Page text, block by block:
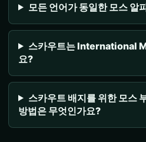
모든 언어가 동일한 모스 알
스카우트는 International
요?
스카우트 배지를 위한 모스
방법은 무엇인가요?